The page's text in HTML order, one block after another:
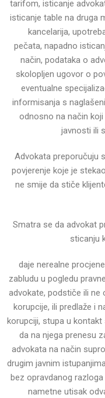
tarifom, isticanje
isticanje table na druga
kancelarija,
pečata, napadno
način, podataka o
skolopljen ugovor o
eventualne
informisanja s
odnosno na način
javnosti ili
Advokata preporučuju
povjerenje koje je
ne smije da stiče
Smatra se da advokat
sticanju
daje nerealne
zabludu u pogledu
advokate, podstiče ili ne
korupcije, ili predlaže i
korupciji, stupa u kontakt
da na njega prenesu
advokata na način
drugim javnim
bez opravdanog razloga
nametne utisak